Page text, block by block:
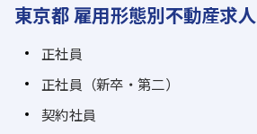
東京都 雇用形態別不動産求人
正社員
正社員（新卒・第二）
契約社員